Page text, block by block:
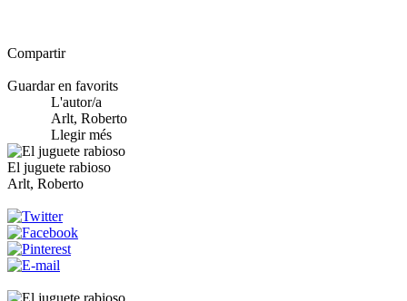
Compartir
Guardar en favorits
L'autor/a
Arlt, Roberto
Llegir més
El juguete rabioso
Arlt, Roberto